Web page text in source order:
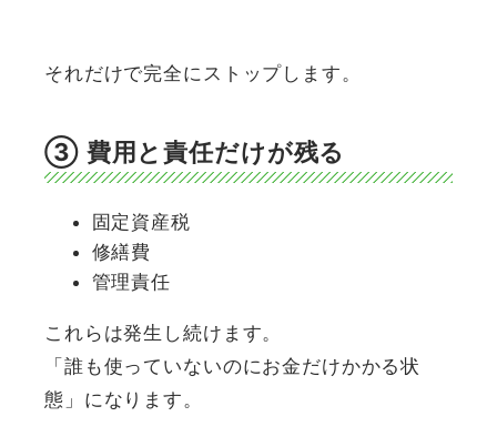
それだけで完全にストップします。
③ 費用と責任だけが残る
固定資産税
修繕費
管理責任
これらは発生し続けます。
「誰も使っていないのにお金だけかかる状
態」になります。